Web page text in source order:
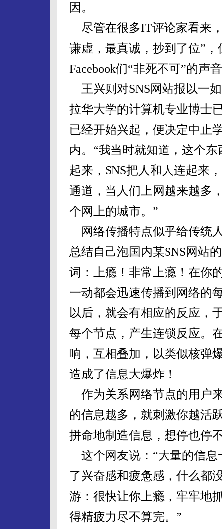
因。
尽管在很多IT评论家看来
谦虚，最真诚，抄到了位”
Facebook们“非死不可”的声
王兴则对SNS网站报以一
拉华大学的计算机专业博士
已经开始兴起，便决定中止
内。“我当时就知道，这个
起来，SNS把人和人连起来
通道，当人们上网越来越多
个网上的城市。”
网络传播特点似乎给传统
总结自己泡国内某SNS网站
词：上瘾！非常上瘾！在你
一动都会迅速传播到网络的
以后，就会有相应的反应，
每个节点，产生连锁反应。
响，互相叠加，以类似核弹
造成了信息大爆炸！
作为关系网络节点的用户
的信息越多，就刺激你越活
拼命地制造信息，想停也停
这个网友说：“大量的信息
了兴奋感和疲惫感，什么都
游：很快让你上瘾，牢牢地
得精疲力尽不算完。”